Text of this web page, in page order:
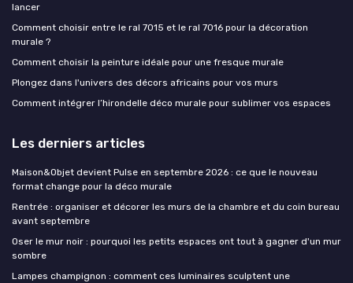
lancer
Comment choisir entre le ral 7015 et le ral 7016 pour la décoration
murale ?
Comment choisir la peinture idéale pour une fresque murale
Plongez dans l'univers des décors africains pour vos murs
Comment intégrer l’hirondelle déco murale pour sublimer vos espaces
Les derniers articles
Maison&Objet devient Pulse en septembre 2026 : ce que le nouveau
format change pour la déco murale
Rentrée : organiser et décorer les murs de la chambre et du coin bureau
avant septembre
Oser le mur noir : pourquoi les petits espaces ont tout à gagner d'un mur
sombre
Lampes champignon : comment ces luminaires sculptent une